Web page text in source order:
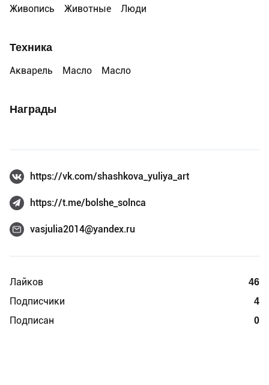
Живопись Животные Люди
Техника
Акварель Масло Масло
Награды
Лайков
46
Подписчики
4
Подписан
0
https://vk.com/shashkova_yuliya_art
https://t.me/bolshe_solnca
vasjulia2014@yandex.ru